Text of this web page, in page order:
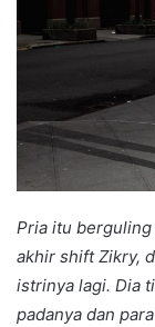
Pria itu berguling
akhir shift Zikry,
istrinya lagi. Dia
padanya dan